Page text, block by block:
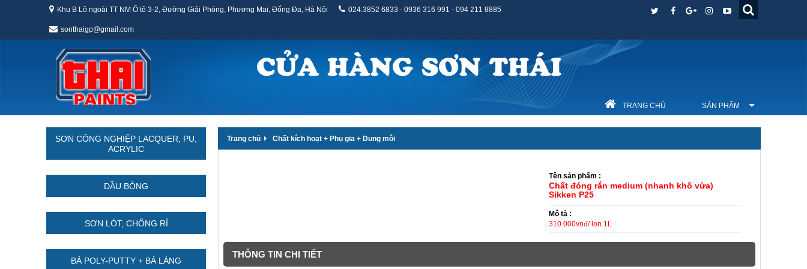
Khu B Lô ngoài TT NM Ô tô 3-2, Đường Giải Phóng, Phương Mai, Đống Đa, Hà Nội 024.3852 6833 - 0936 316 991 - 094 211 8885
sonthaigp@gmail.com
CỬA HÀNG SƠN THÁI
TRANG CHỦ SẢN PHẨM
SƠN CÔNG NGHIỆP LACQUER, PU,
ACRYLIC
DẦU BÓNG
SƠN LÓT, CHỐNG RỈ
BẢ POLY-PUTTY + BẢ LÁNG
Trang chủ Chất kích hoạt + Phụ gia + Dung môi
Tên sản phẩm :
Chất đóng rắn medium (nhanh khô vừa)
Sikken P25
Mô tả :
310.000vnđ/ lon 1L
THÔNG TIN CHI TIẾT